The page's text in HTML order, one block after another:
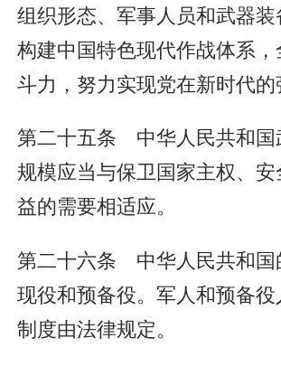
组织形态、军事人员和武器装
构建中国特色现代作战体系
斗力，努力实现党在新时代的
第二十五条 中华人民共和国
规模应当与保卫国家主权、
益的需要相适应。
第二十六条 中华人民共和国
现役和预备役。军人和预备
制度由法律规定。